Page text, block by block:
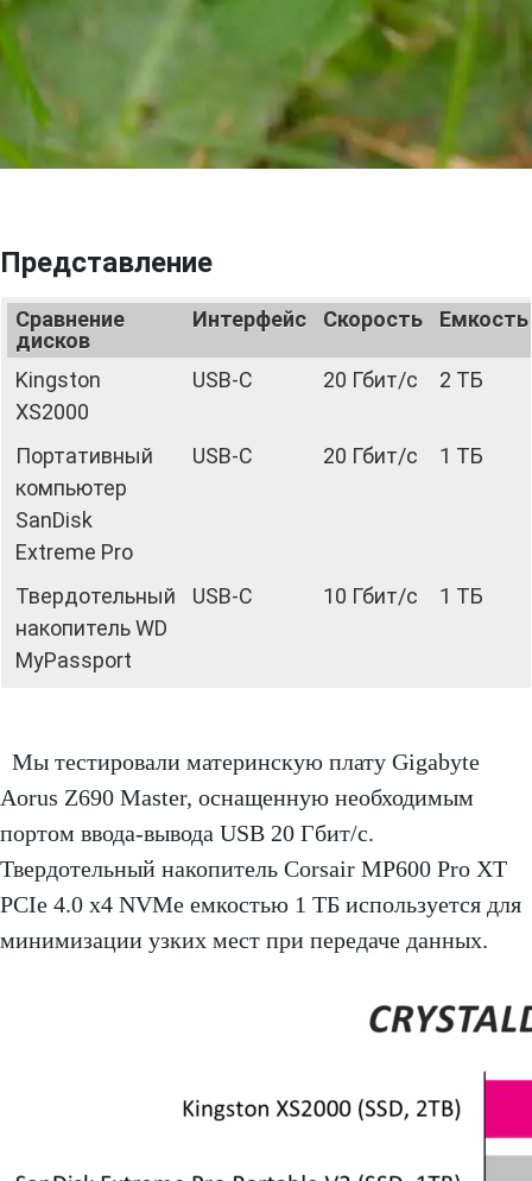
Представление
Сравнение
дисков
Интерфейс Скорость Емкость
Kingston
XS2000
USB-C 20 Гбит/с 2 ТБ
Портативный
компьютер
SanDisk
Extreme Pro
USB-C 20 Гбит/с 1 ТБ
Твердотельный
накопитель WD
MyPassport
USB-C 10 Гбит/с 1 ТБ
Мы тестировали материнскую плату Gigabyte
Aorus Z690 Master, оснащенную необходимым
портом ввода-вывода USB 20 Гбит/с.
Твердотельный накопитель Corsair MP600 Pro XT
PCIe 4.0 x4 NVMe емкостью 1 ТБ используется для
минимизации узких мест при передаче данных.